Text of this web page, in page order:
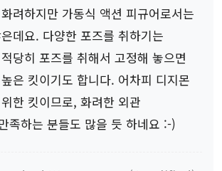
려하지만 가동식 액션 피규어로서는
데요. 다양한 포즈를 취하기는
당히 포즈를 취해서 고정해 놓으면
은 킷이기도 합니다. 어차피 디지몬
한 킷이므로, 화려한 외관
족하는 분들도 많을 듯 하네요 :-)